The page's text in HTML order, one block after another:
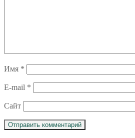
Имя *
E-mail *
Сайт